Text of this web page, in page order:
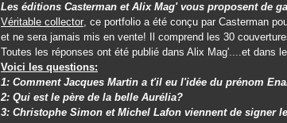
Les éditions Casterman et Alix Mag' vous proposent de
Véritable collector, ce portfolio a été conçu par Casterman
et ne sera jamais mis en vente! Il comprend les 30
Toutes les réponses ont été publié dans Alix Mag'....et dans
Voici les questions:
1: Comment Jacques Martin a t'il eu l'idée du prénom
2: Qui est le père de la belle Aurélia?
3: Christophe Simon et Michel Lafon viennent de signer